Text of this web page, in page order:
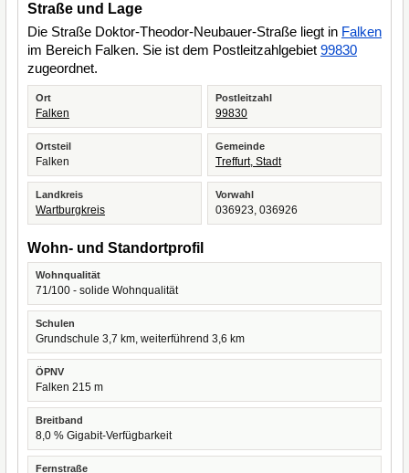
Straße und Lage
Die Straße Doktor-Theodor-Neubauer-Straße liegt in Falken
im Bereich Falken. Sie ist dem Postleitzahlgebiet 99830
zugeordnet.
Ort
Falken
Postleitzahl
99830
Ortsteil
Falken
Gemeinde
Treffurt, Stadt
Landkreis
Wartburgkreis
Vorwahl
036923, 036926
Wohn- und Standortprofil
Wohnqualität
71/100 - solide Wohnqualität
Schulen
Grundschule 3,7 km, weiterführend 3,6 km
ÖPNV
Falken 215 m
Breitband
8,0 % Gigabit-Verfügbarkeit
Fernstraße